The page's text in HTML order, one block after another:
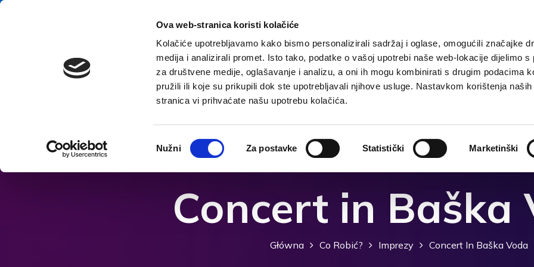
Ova web-stranica koristi kolačiće
Kolačiće upotrebljavamo kako bismo personalizirali sadržaj i oglase, omogućili značajke
medija i analizirali promet. Isto tako, podatke o vašoj upotrebi naše web-lokacije dijelimo s
za društvene medije, oglašavanje i analizu, a oni ih mogu kombinirati s drugim podacima
pružili ili koje su prikupili dok ste upotrebljavali njihove usluge. Nastavkom korištenja
stranica vi prihvaćate našu upotrebu kolačića.
pristanka
Nužni Za postavke Statistički Marketinški
Przejdź do treści
Główna Cel Zakwaterowanie Co robić? Co
Concert in Baška
Główna Co Robić? Imprezy Concert In Baška Voda